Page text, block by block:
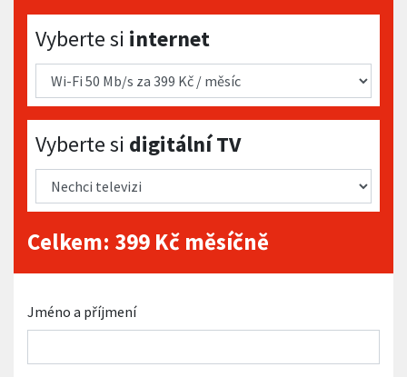
Vyberte si internet
Vyberte si internet
Vyberte si digitální TV
Vyberte si digitální TV
Celkem: 399 Kč měsíčně
Jméno a příjmení